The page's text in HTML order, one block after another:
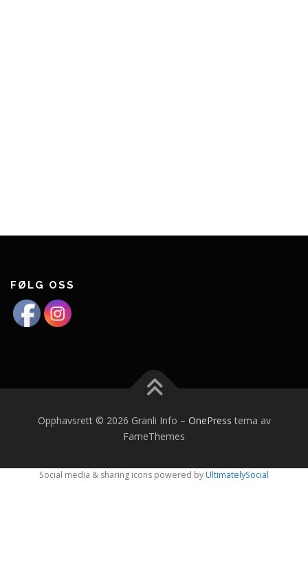
FØLG OSS
Opphavsrett © 2026 Granli Info – OnePress tema av
FameThemes
Social media & sharing icons powered byUltimatelySocial